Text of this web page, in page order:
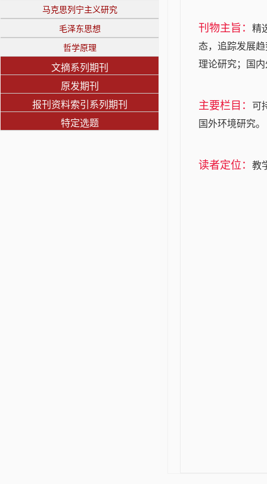
马克思列宁主义研究
毛泽东思想
哲学原理
文摘系列期刊
原发期刊
报刊资料索引系列期刊
特定选题
刊物主旨： 精
态，追踪发展
理论研究；国
主要栏目：
可
国外环境研究。
读者定位： 教